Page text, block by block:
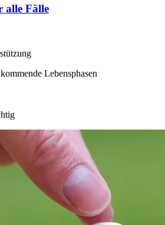
alle Fälle
Lebensphasen